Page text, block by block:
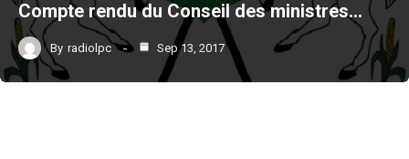
Compte rendu du Conseil des ministres…
By radiolpc Sep 13, 2017